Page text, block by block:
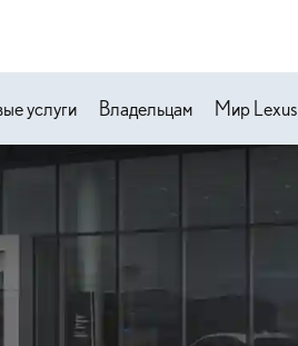
услуги Владельцам Мир Lexus